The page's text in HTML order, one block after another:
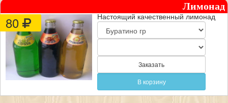
Лимонад
80 Настоящий качественный лимонад
Заказать
В корзину